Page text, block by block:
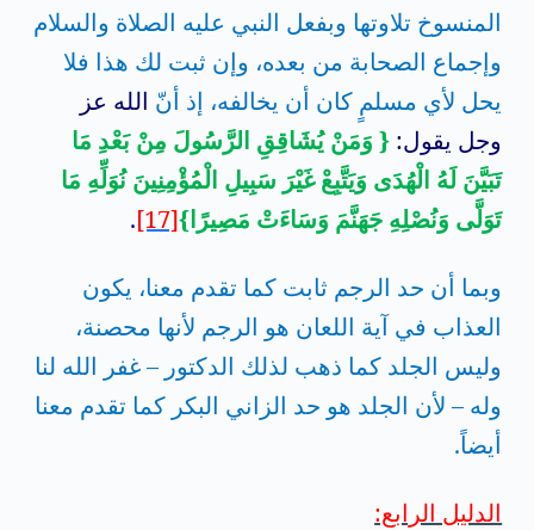
المنسوخ تلاوتها وبفعل النبي عليه الصلاة والسلام
وإجماع الصحابة من بعده، وإن ثبت لك هذا فلا
يحل لأي مسلمٍ كان أن يخالفه، إذ أنّ الله عز
وجل يقول: { وَمَنْ يُشَاقِقِ الرَّسُولَ مِنْ بَعْدِ مَا
تَبَيَّنَ لَهُ الْهُدَى وَيَتَّبِعْ غَيْرَ سَبِيلِ الْمُؤْمِنِينَ نُوَلِّهِ مَا
تَوَلَّى وَنُصْلِهِ جَهَنَّمَ وَسَاءَتْ مَصِيرًا}[17]
.
وبما أن حد الرجم ثابت كما تقدم معنا، يكون
العذاب في آية اللعان هو الرجم لأنها محصنة،
وليس الجلد كما ذهب لذلك الدكتور – غفر الله لنا
وله – لأن الجلد هو حد الزاني البكر كما تقدم معنا
أيضاً.
الدليل الرابع: